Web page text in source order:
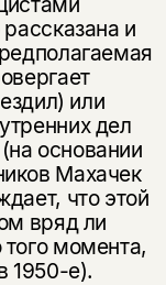
и
или
дел
основании
Махачек
что этой
вряд ли
момента,
1950-е).